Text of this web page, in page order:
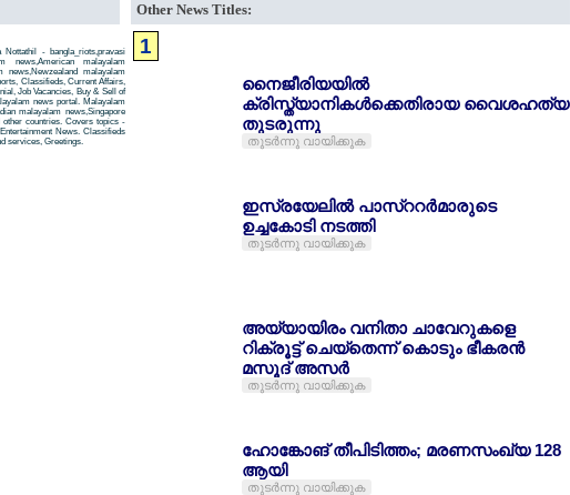
- bangla_riots,pravasi
news,American malayalam
news,Newzealand malayalam
Classifieds, Current Affairs,
Job Vacancies, Buy & Sell of
news portal. Malayalam
malayalam news,Singapore
other countries. Covers topics -
News. Classifieds
services, Greetings.
Other News Titles:
1
നൈജീരിയയില്‍
ക്രിസ്ത്യാനികള്‍ക്കെതിരായ വൈശഹത്യ
തുടരുന്നു
തുടര്‍ന്നു വായിക്കുക
ഇസ്രയേലില്‍ പാസ്ററര്‍മാരുടെ
ഉച്ചകോടി നടത്തി
തുടര്‍ന്നു വായിക്കുക
അയ്യായിരം വനിതാ ചാവേറുകളെ
റിക്രൂട്ട് ചെയ്തെന്ന് കൊടും ഭീകരന്‍
മസൂദ് അസര്‍
തുടര്‍ന്നു വായിക്കുക
ഹോങ്കോങ് തീപിടിത്തം; മരണസംഖ്യ 128
ആയി
തുടര്‍ന്നു വായിക്കുക